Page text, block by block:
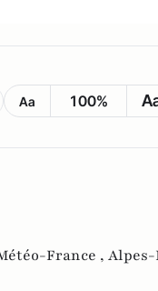
Aa 100%
France ,